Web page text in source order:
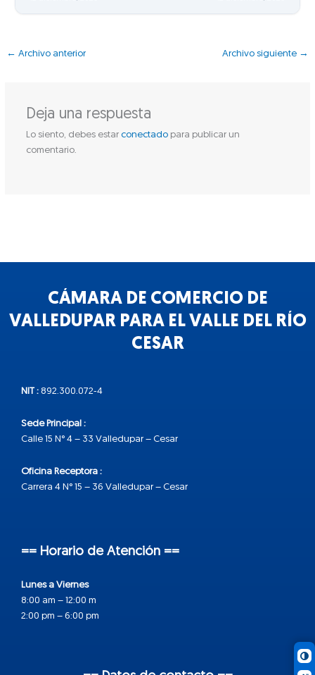
← Archivo anterior Archivo siguiente →
Deja una respuesta
Lo siento, debes estar conectadopara publicar un
comentario.
CÁMARA DE COMERCIO DE
VALLEDUPAR PARA EL VALLE DEL RÍO
CESAR
NIT : 892.300.072-4
Sede Principal :
Calle 15 N° 4 – 33 Valledupar – Cesar
Oficina Receptora :
Carrera 4 N° 15 – 36 Valledupar – Cesar
== Horario de Atención ==
Lunes a Viernes
8:00 am – 12:00 m
2:00 pm – 6:00 pm